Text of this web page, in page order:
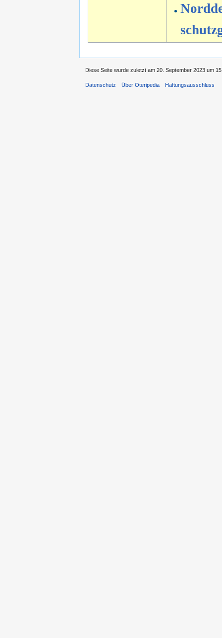
Diese Seite wurde zuletzt am 20. September 2023 um
Datenschutz Über Oteripedia Haftungsausschluss